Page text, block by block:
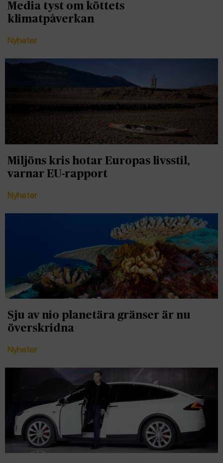
Media tyst om köttets
klimatpåverkan
Nyheter
Miljöns kris hotar Europas livsstil,
varnar EU-rapport
Nyheter
Sju av nio planetära gränser är nu
överskridna
Nyheter